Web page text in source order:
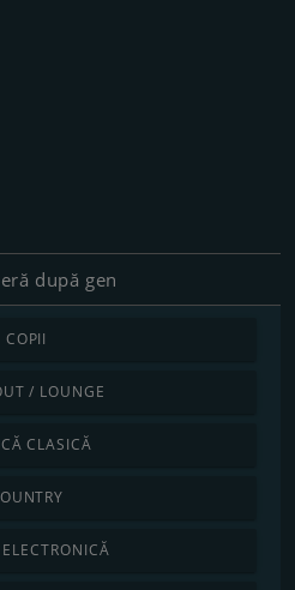
după gen
COPII
/ LOUNGE
CLASICĂ